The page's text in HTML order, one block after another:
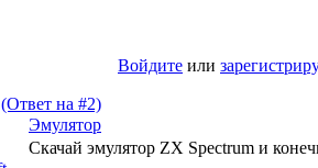
Войдите или
(Ответ на #2)
Эмулятор
Скачай эмулятор ZX Spectrum и